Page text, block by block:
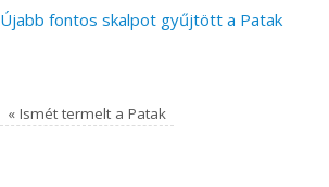
Újabb fontos skalpot gyűjtött a Patak
« Ismét termelt a Patak